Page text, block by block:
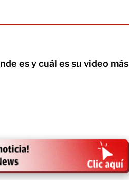
es y cuál es su video más